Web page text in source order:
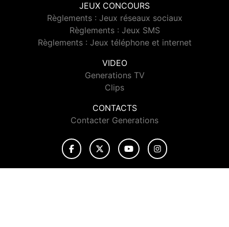
JEUX CONCOURS
Règlements : Jeux réseaux sociaux
Règlements : Jeux SMS
Règlements : Jeux téléphone et internet
VIDEO
Generations TV
Clips
CONTACTS
Contacter Generations